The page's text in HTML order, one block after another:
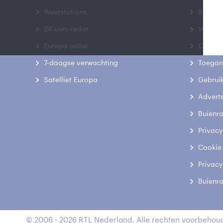
Weerstations
24 uurs radar
Europa radar
7-daagse verwachting
Satelliet Europa
Contact
© 2006 - 2026 RTL Nederland. Alle rechten